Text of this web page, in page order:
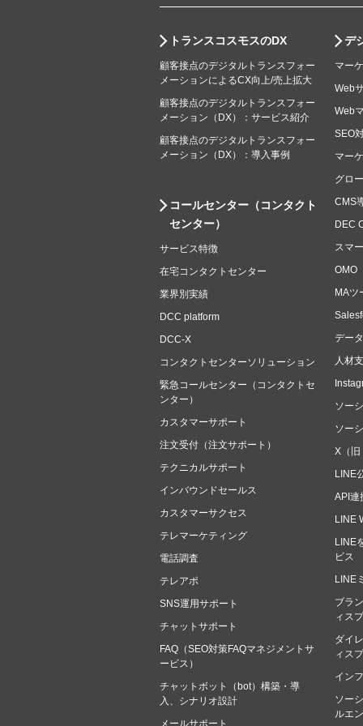
トランスコスモスのDX
顧客接点のデジタルトランスフォー
メーションによるCX向上/売上拡大
顧客接点のデジタルトランスフォー
メーション（DX）：サービス紹介
顧客接点のデジタルトランスフォー
メーション（DX）：導入事例
コールセンター（コンタクト
センター）
サービス特徴
在宅コンタクトセンター
業界別実績
DCC platform
DCC-X
コンタクトセンターソリューション
緊急コールセンター（コンタクトセ
ンター）
カスタマーサポート
注文受付（注文サポート）
テクニカルサポート
インバウンドセールス
カスタマーサクセス
テレマーケティング
電話調査
テレアポ
SNS運用サポート
チャットサポート
FAQ（SEO対策FAQマネジメントサ
ービス）
チャットボット（bot）構築・導
入、シナリオ設計
メールサポート
デ
マー
Web
Web
SEO
マー
グロ
CMS
DEC
スマ
OMO
MAツ
デー
人材
ソー
ソー
X（旧
LINE
API連
LINE
LINE
ビス
LINE
ブラ
ィス
ダイ
ィス
イン
ソー
ルエ